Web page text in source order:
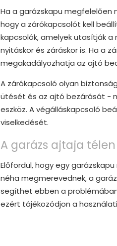
Ha a garázskapu megfelelően
hogy a zárókapcsolót kell
kapcsolók, amelyek utasítják
nyitáskor és záráskor is. Ha a
megakadályozhatja az ajtó
A zárókapcsoló olyan
ütését és az ajtó bezárását -
eszköz. A végálláskapcsoló
viselkedését.
A garázs ajtaja
Előfordul, hogy egy
néha megmerevednek, a
segíthet ebben a
ezért tájékozódjon a